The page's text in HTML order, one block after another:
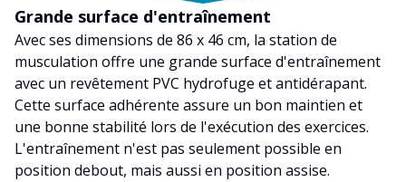
Grande surface d'entraînement
Avec ses dimensions de 86 x 46 cm, la station de
musculation offre une grande surface d'entraînement
avec un revêtement PVC hydrofuge et antidérapant.
Cette surface adhérente assure un bon maintien et
une bonne stabilité lors de l'exécution des exercices.
L'entraînement n'est pas seulement possible en
position debout, mais aussi en position assise.